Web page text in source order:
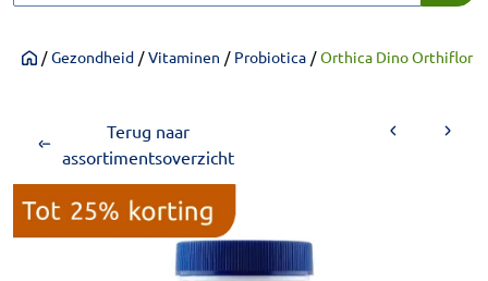
Home
/ Gezondheid / Vitaminen / Probiotica / Orthica Dino Orthiflor
Terug naar
assortimentsoverzicht